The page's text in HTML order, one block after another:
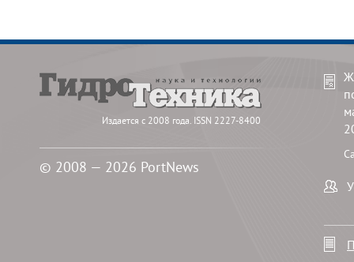
Издается с 2008 года. ISSN 2227-8400
© 2008 — 2026 PortNews